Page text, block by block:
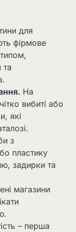
для
фірмове
На
вибиті або
які
з
пластику
задирки та
магазини
– перша